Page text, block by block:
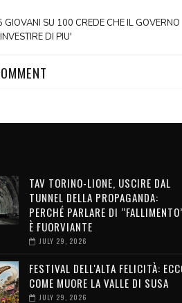
GIOVANI SU 100 CREDE CHE IL GOVERNO
DI PIU'
TAV TORINO-LIONE, USCIRE DAL
TUNNEL DELLA PROPAGANDA:
PERCHÉ PARLARE DI
È FUORVIANTE
JULY 29, 2026
FESTIVAL DELL'ALTA FELICITÀ:
COME MUORE LA VALLE DI SUSA
JULY 29, 2026